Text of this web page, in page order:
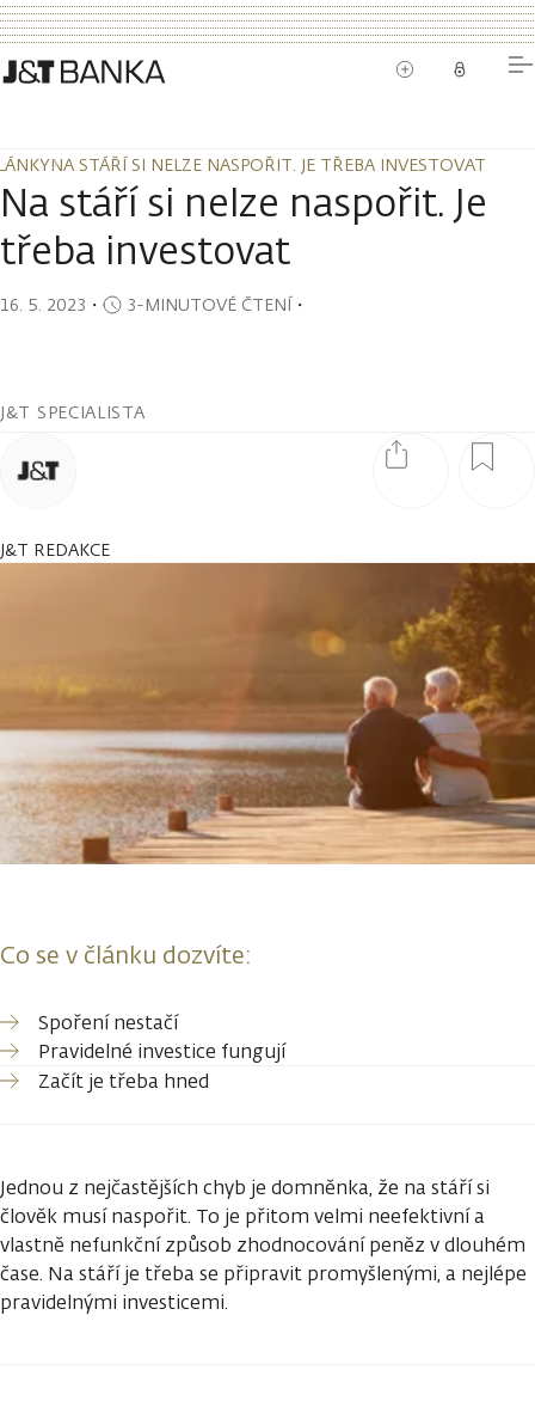
NA STÁŘÍ SI NELZE NASPOŘIT. JE TŘEBA INVESTOVAT
NA STÁŘÍ SI NELZE NASPOŘIT. JE TŘEBA INVESTOVAT
Na stáří si nelze naspořit. Je
třeba investovat
16. 5. 2023 ・ 3-MINUTOVÉ ČTENÍ・
J&T SPECIALISTA
J&T REDAKCE
Co se v článku dozvíte:
Spoření nestačí
Pravidelné investice fungují
Začít je třeba hned
Jednou z nejčastějších chyb je domněnka, že na stáří si
člověk musí naspořit. To je přitom velmi neefektivní a
vlastně nefunkční způsob zhodnocování peněz v dlouhém
čase. Na stáří je třeba se připravit promyšlenými, a nejlépe
pravidelnými investicemi.